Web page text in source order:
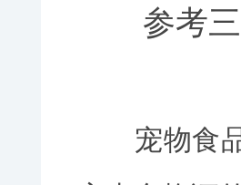
参考三
宠物食品